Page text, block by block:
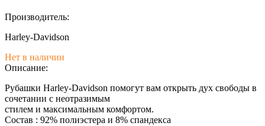
Производитель:
Harley-Davidson
Нет в наличии
Описание:
Рубашки Harley-Davidson помогут вам открыть дух свободы в
сочетании с неотразимым
стилем и максимальным комфортом.
Состав : 92% полиэстера и 8% спандекса